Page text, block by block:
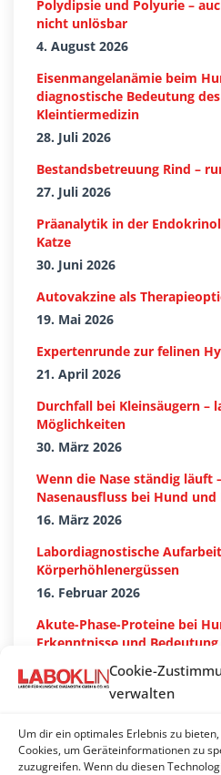
Cookie-
verwalten
Um dir ein optimales Erlebnis zu
Cookies, um Geräteinformationen zu
zuzugreifen. Wenn du diesen
Polydipsie und Polyurie –
nicht unlösbar
4. August 2026
Eisenmangelanämie beim
diagnostische Bedeutung
Kleintiermedizin
28. Juli 2026
Bestandsbetreuung Rind –
27. Juli 2026
Präanalytik in der
Katze
30. Juni 2026
Autovakzine als
19. Mai 2026
Expertenrunde zur felinen
21. April 2026
Durchfall bei Kleinsäugern –
Möglichkeiten
30. März 2026
Wenn die Nase ständig läuft
Nasenausfluss bei Hund und
16. März 2026
Labordiagnostische
Körperhöhlenergüssen
16. Februar 2026
Akute-Phase-Proteine bei
Erkenntnisse und
27. Januar 2026
Suchen…